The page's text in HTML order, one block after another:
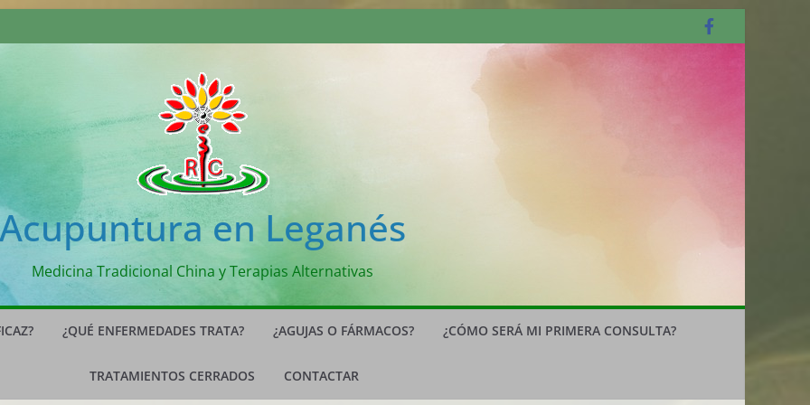
Acupuntura en Leganés
Medicina Tradicional China y Terapias Alternativas
¿QUÉ ENFERMEDADES TRATA? ¿AGUJAS O FÁRMACOS? ¿CÓMO SERÁ MI PRIMERA CONSULTA?
TRATAMIENTOS CERRADOS CONTACTAR